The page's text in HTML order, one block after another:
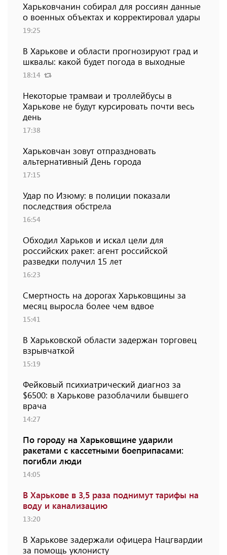
Харьковчанин собирал для россиян данные
о военных объектах и ​​корректировал удары
19:25
В Харькове и области прогнозируют град и
шквалы: какой будет погода в выходные
18:14
Некоторые трамваи и троллейбусы в
Харькове не будут курсировать почти весь
день
17:38
Харьковчан зовут отпраздновать
альтернативный День города
17:15
Удар по Изюму: в полиции показали
последствия обстрела
16:54
Обходил Харьков и искал цели для
российских ракет: агент российской
разведки получил 15 лет
16:23
Смертность на дорогах Харьковщины за
месяц выросла более чем вдвое
15:41
В Харьковской области задержан торговец
взрывчаткой
15:19
Фейковый психиатрический диагноз за
$6500: в Харькове разоблачили бывшего
врача
14:27
По городу на Харьковщине ударили
ракетами с кассетными боеприпасами:
погибли люди
14:05
В Харькове в 3,5 раза поднимут тарифы на
воду и канализацию
13:20
В Харькове задержали офицера Нацгвардии
за помощь уклонисту